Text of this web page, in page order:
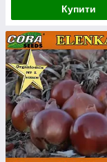
Купити